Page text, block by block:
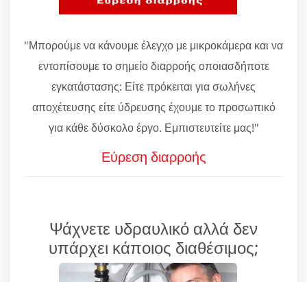
"Μπορούμε να κάνουμε έλεγχο με μικροκάμερα και να
εντοπίσουμε το σημείο διαρροής οποιασδήποτε
εγκατάστασης: Είτε πρόκειται για σωλήνες
αποχέτευσης είτε ύδρευσης έχουμε το προσωπικό
για κάθε δύσκολο έργο. Εμπιστευτείτε μας!"
Εύρεση διαρροής
Ψάχνετε υδραυλικό αλλά δεν
υπάρχει κάποιος διαθέσιμος;